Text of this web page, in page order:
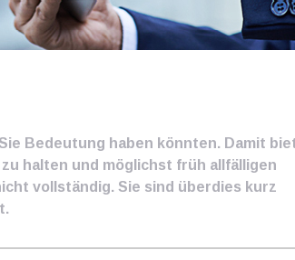
Bedeutung haben könnten. Damit
halten und möglichst früh allfälligen
vollständig. Sie sind überdies kurz